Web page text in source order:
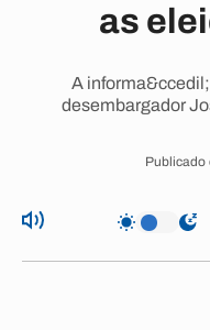
as
A
desembargador
Publicado